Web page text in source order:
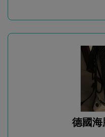
德國海